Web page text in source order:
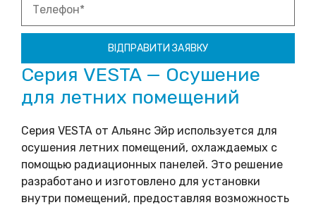
Серия VESTA — Осушение
для летних помещений
Серия VESTA от Альянс Эйр используется для
осушения летних помещений, охлаждаемых с
помощью радиационных панелей. Это решение
разработано и изготовлено для установки
внутри помещений, предоставляя возможность